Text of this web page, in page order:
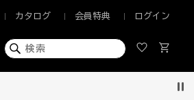
カタログ 会員特典 ログイン